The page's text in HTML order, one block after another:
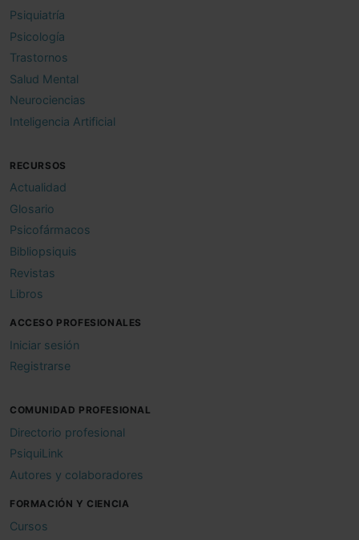
Psiquiatría
Psicología
Trastornos
Salud Mental
Neurociencias
Inteligencia Artificial
RECURSOS
Actualidad
Glosario
Psicofármacos
Bibliopsiquis
Revistas
Libros
ACCESO PROFESIONALES
Iniciar sesión
Registrarse
COMUNIDAD PROFESIONAL
Directorio profesional
PsiquiLink
Autores y colaboradores
FORMACIÓN Y CIENCIA
Cursos